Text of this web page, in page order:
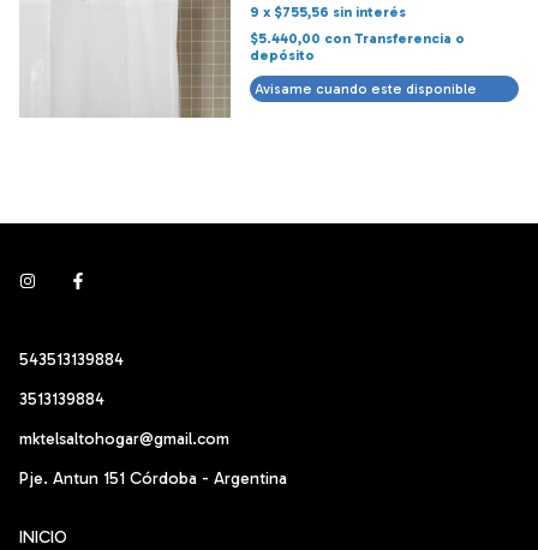
9 x $755,56 sin interés
$5.440,00 con Transferencia o
depósito
Avisame cuando este disponible
543513139884
3513139884
mktelsaltohogar@gmail.com
Pje. Antun 151 Córdoba - Argentina
INICIO